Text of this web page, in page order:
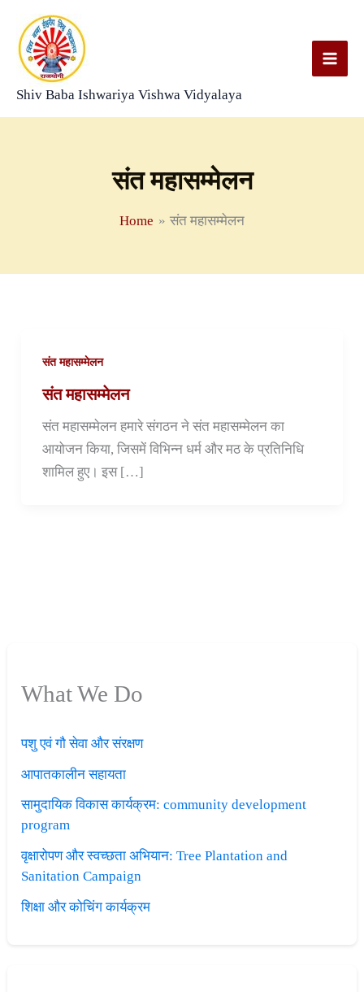
content
Shiv Baba Ishwariya Vishwa Vidyalaya
संत महासम्मेलन
Home संत महासम्मेलन
संत महासम्मेलन
संत महासम्मेलन
संत महासम्मेलन हमारे संगठन ने संत महासम्मेलन का
आयोजन किया, जिसमें विभिन्न धर्म और मठ के प्रतिनिधि
शामिल हुए। इस […]
What We Do
पशु एवं गौ सेवा और संरक्षण
आपातकालीन सहायता
सामुदायिक विकास कार्यक्रम: community development
program
वृक्षारोपण और स्वच्छता अभियान: Tree Plantation and
Sanitation Campaign
शिक्षा और कोचिंग कार्यक्रम